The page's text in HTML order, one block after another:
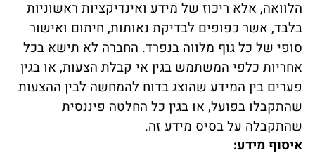
הלוואה, אלא ריכוז של מידע ואינדיקציות ראשוניות
בלבד, אשר כפופים לבדיקת נאותות, חיתום ואישור
סופי של כל גוף מלווה בנפרד. החברה לא תישא בכל
אחריות כלפי המשתמש בגין אי קבלת הצעות, או בגין
פערים בין המידע שהוצג בדוח להמחשה לבין ההצעות
שהתקבלו בפועל, או בגין כל החלטה פיננסית
שהתקבלה על בסיס מידע זה.
איסוף מידע: